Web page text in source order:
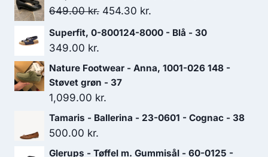
649.00kr. Den
oprindelige
649.00 kr..
454.30 kr.
aktuelle
454.30 kr..
Superfit, 0-800124-8000 - Blå - 30
349.00 kr.
Nature Footwear - Anna, 1001-026 148 -
Støvet grøn - 37
1,099.00 kr.
Tamaris - Ballerina - 23-0601 - Cognac - 38
500.00 kr.
Glerups - Tøffel m. Gummisål - 60-0125 -